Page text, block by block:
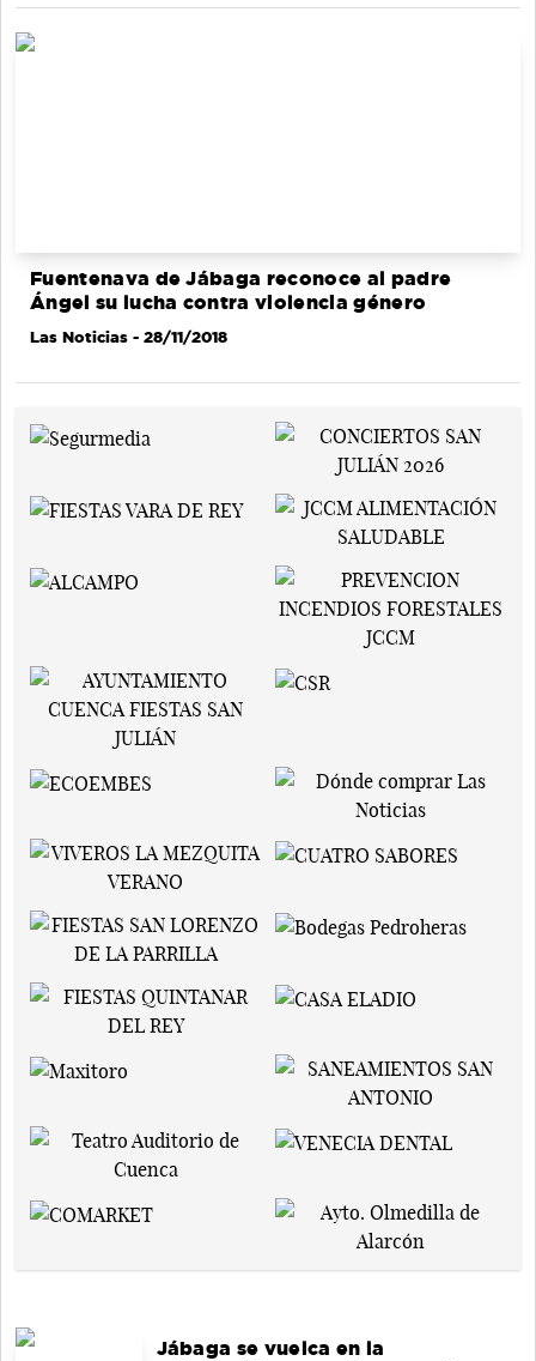
Fuentenava de Jábaga reconoce al padre
Ángel su lucha contra violencia género
Las Noticias - 28/11/2018
Jábaga se vuelca en la